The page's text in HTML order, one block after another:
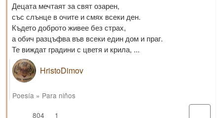
Децата мечтаят за свят озарен,
със слънце в очите и смях всеки ден.
Където доброто живее без страх,
а обич разцъфва във всеки един дом и праг.
Те виждат градини с цветя и крила, ...
HristoDimov
Poesía » Para niños
804
1